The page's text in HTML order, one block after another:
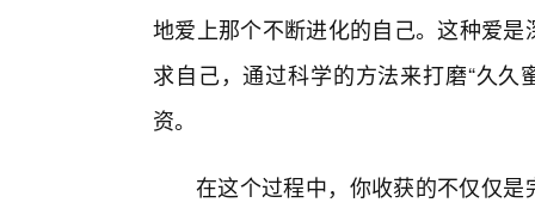
地爱上那个不断进化的自己。这种爱
求自己，通过科学的方法来打磨“久
资。
在这个过程中，你收获的不仅仅